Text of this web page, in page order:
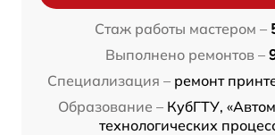
Стаж работы мастером –
Выполнено ремонтов –
Специализация – ремонт
Образование – КубГТУ,
технологических